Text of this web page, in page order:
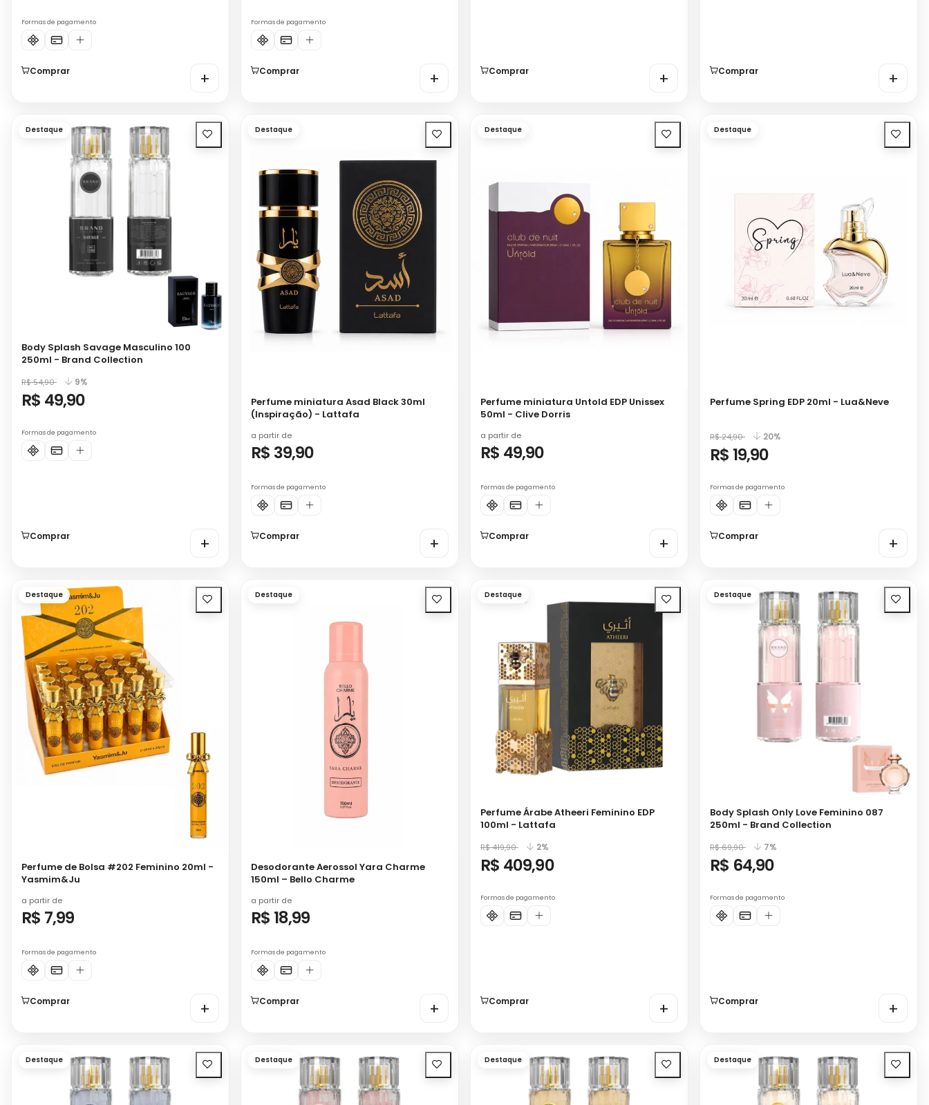
Formas de pagamento
Comprar +
Formas de pagamento
Comprar + Comprar + Comprar +
Destaque
Body Splash Savage Masculino 100
250ml - Brand Collection
R$ 54,90 9%
R$ 49,90
Formas de pagamento
Comprar +
Destaque
Perfume miniatura Asad Black 30ml
(Inspiração) - Lattafa
a partir de
R$ 39,90
Formas de pagamento
Comprar +
Destaque
Perfume miniatura Untold EDP Unissex
50ml - Clive Dorris
a partir de
R$ 49,90
Formas de pagamento
Comprar +
Destaque
Perfume Spring EDP 20ml - Lua&Neve
R$ 24,90 20%
R$ 19,90
Formas de pagamento
Comprar +
Destaque
Perfume de Bolsa #202 Feminino 20ml -
Yasmim&Ju
a partir de
R$ 7,99
Formas de pagamento
Comprar +
Destaque
Desodorante Aerossol Yara Charme
150ml – Bello Charme
a partir de
R$ 18,99
Formas de pagamento
Comprar +
Destaque
Perfume Árabe Atheeri Feminino EDP
100ml - Lattafa
R$ 419,90 2%
R$ 409,90
Formas de pagamento
Comprar +
Destaque
Body Splash Only Love Feminino 087
250ml - Brand Collection
R$ 69,90 7%
R$ 64,90
Formas de pagamento
Comprar +
Destaque Destaque Destaque Destaque